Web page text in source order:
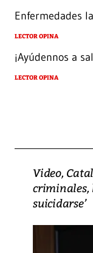
Enfermedades
LECTOR OPINA
¡Ayúdennos a
LECTOR OPINA
Video,
criminales,
suicidarse’